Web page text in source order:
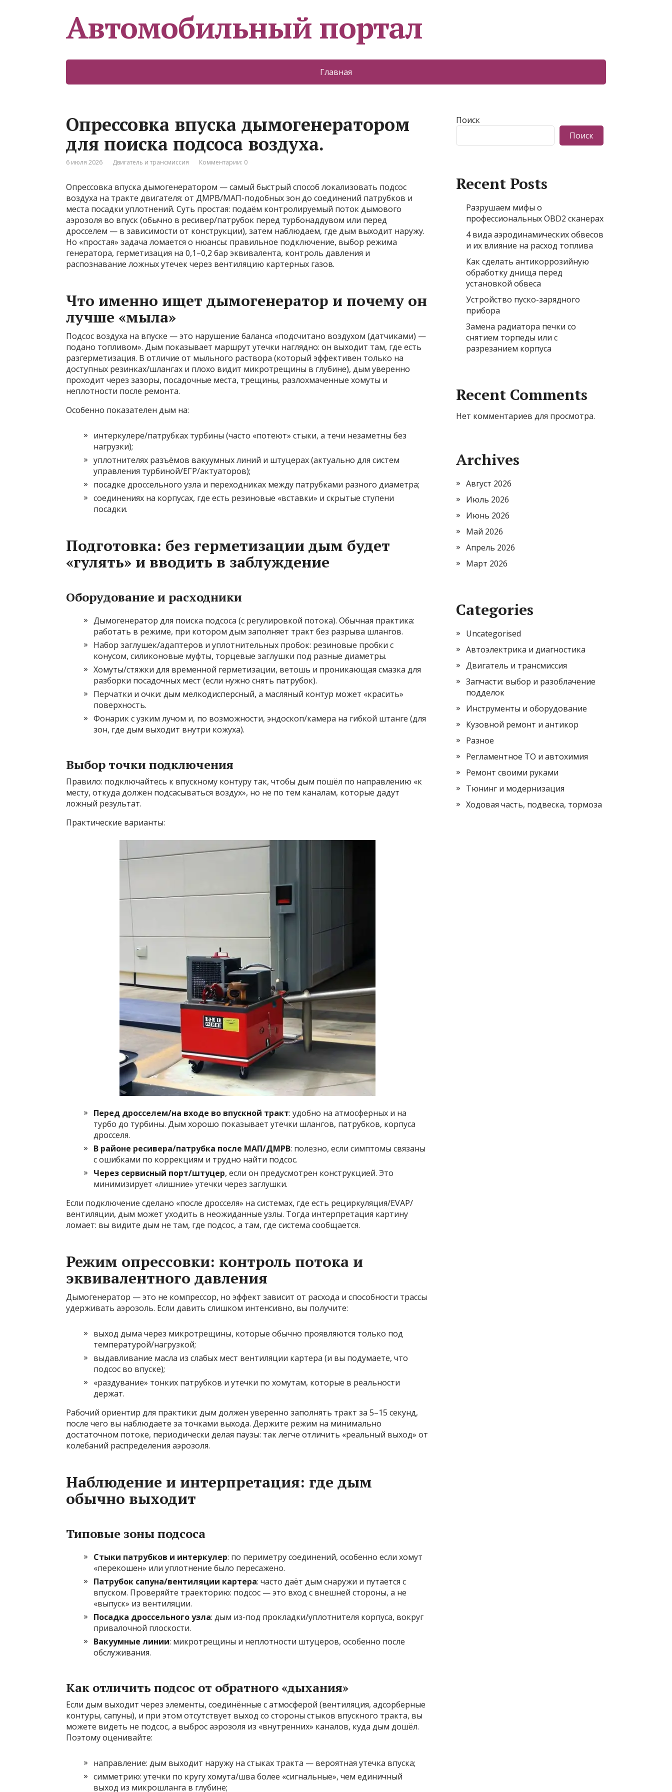
Автомобильный портал
Главная
Опрессовка впуска дымогенератором
для поиска подсоса воздуха.
6 июля 2026 Двигатель и трансмиссия Комментарии: 0
Опрессовка впуска дымогенератором — самый быстрый способ локализовать подсос
воздуха на тракте двигателя: от ДМРВ/МАП-подобных зон до соединений патрубков и
места посадки уплотнений. Суть простая: подаём контролируемый поток дымового
аэрозоля во впуск (обычно в ресивер/патрубок перед турбонаддувом или перед
дросселем — в зависимости от конструкции), затем наблюдаем, где дым выходит наружу.
Но «простая» задача ломается о нюансы: правильное подключение, выбор режима
генератора, герметизация на 0,1–0,2 бар эквивалента, контроль давления и
распознавание ложных утечек через вентиляцию картерных газов.
Что именно ищет дымогенератор и почему он
лучше «мыла»
Подсос воздуха на впуске — это нарушение баланса «подсчитано воздухом (датчиками) —
подано топливом». Дым показывает маршрут утечки наглядно: он выходит там, где есть
разгерметизация. В отличие от мыльного раствора (который эффективен только на
доступных резинках/шлангах и плохо видит микротрещины в глубине), дым уверенно
проходит через зазоры, посадочные места, трещины, разлохмаченные хомуты и
неплотности после ремонта.
Особенно показателен дым на:
интеркулере/патрубках турбины (часто «потеют» стыки, а течи незаметны без
нагрузки);
уплотнителях разъёмов вакуумных линий и штуцерах (актуально для систем
управления турбиной/ЕГР/актуаторов);
посадке дроссельного узла и переходниках между патрубками разного диаметра;
соединениях на корпусах, где есть резиновые «вставки» и скрытые ступени
посадки.
Подготовка: без герметизации дым будет
«гулять» и вводить в заблуждение
Оборудование и расходники
Дымогенератор для поиска подсоса (с регулировкой потока). Обычная практика:
работать в режиме, при котором дым заполняет тракт без разрыва шлангов.
Набор заглушек/адаптеров и уплотнительных пробок: резиновые пробки с
конусом, силиконовые муфты, торцевые заглушки под разные диаметры.
Хомуты/стяжки для временной герметизации, ветошь и проникающая смазка для
разборки посадочных мест (если нужно снять патрубок).
Перчатки и очки: дым мелкодисперсный, а масляный контур может «красить»
поверхность.
Фонарик с узким лучом и, по возможности, эндоскоп/камера на гибкой штанге (для
зон, где дым выходит внутри кожуха).
Выбор точки подключения
Правило: подключайтесь к впускному контуру так, чтобы дым пошёл по направлению «к
месту, откуда должен подсасываться воздух», но не по тем каналам, которые дадут
ложный результат.
Практические варианты:
Перед дросселем/на входе во впускной тракт: удобно на атмосферных и на
турбо до турбины. Дым хорошо показывает утечки шлангов, патрубков, корпуса
дросселя.
В районе ресивера/патрубка после МАП/ДМРВ: полезно, если симптомы связаны
с ошибками по коррекциям и трудно найти подсос.
Через сервисный порт/штуцер, если он предусмотрен конструкцией. Это
минимизирует «лишние» утечки через заглушки.
Если подключение сделано «после дросселя» на системах, где есть рециркуляция/EVAP/
вентиляции, дым может уходить в неожиданные узлы. Тогда интерпретация картину
ломает: вы видите дым не там, где подсос, а там, где система сообщается.
Режим опрессовки: контроль потока и
эквивалентного давления
Дымогенератор — это не компрессор, но эффект зависит от расхода и способности трассы
удерживать аэрозоль. Если давить слишком интенсивно, вы получите:
выход дыма через микротрещины, которые обычно проявляются только под
температурой/нагрузкой;
выдавливание масла из слабых мест вентиляции картера (и вы подумаете, что
подсос во впуске);
«раздувание» тонких патрубков и утечки по хомутам, которые в реальности
держат.
Рабочий ориентир для практики: дым должен уверенно заполнять тракт за 5–15 секунд,
после чего вы наблюдаете за точками выхода. Держите режим на минимально
достаточном потоке, периодически делая паузы: так легче отличить «реальный выход» от
колебаний распределения аэрозоля.
Наблюдение и интерпретация: где дым
обычно выходит
Типовые зоны подсоса
Стыки патрубков и интеркулер: по периметру соединений, особенно если хомут
«перекошен» или уплотнение было пересажено.
Патрубок сапуна/вентиляции картера: часто даёт дым снаружи и путается с
впуском. Проверяйте траекторию: подсос — это вход с внешней стороны, а не
«выпуск» из вентиляции.
Посадка дроссельного узла: дым из-под прокладки/уплотнителя корпуса, вокруг
привалочной плоскости.
Вакуумные линии: микротрещины и неплотности штуцеров, особенно после
обслуживания.
Как отличить подсос от обратного «дыхания»
Если дым выходит через элементы, соединённые с атмосферой (вентиляция, адсорберные
контуры, сапуны), и при этом отсутствует выход со стороны стыков впускного тракта, вы
можете видеть не подсос, а выброс аэрозоля из «внутренних» каналов, куда дым дошёл.
Поэтому оценивайте:
направление: дым выходит наружу на стыках тракта — вероятная утечка впуска;
симметрию: утечки по кругу хомута/шва более «сигнальные», чем единичный
выход из микрошланга в глубине;
Поиск
Поиск
Recent Posts
Разрушаем мифы о
профессиональных OBD2 сканерах
4 вида аэродинамических обвесов
и их влияние на расход топлива
Как сделать антикоррозийную
обработку днища перед
установкой обвеса
Устройство пуско-зарядного
прибора
Замена радиатора печки со
снятием торпеды или с
разрезанием корпуса
Recent Comments
Нет комментариев для просмотра.
Archives
Август 2026
Июль 2026
Июнь 2026
Май 2026
Апрель 2026
Март 2026
Categories
Uncategorised
Автоэлектрика и диагностика
Двигатель и трансмиссия
Запчасти: выбор и разоблачение
подделок
Инструменты и оборудование
Кузовной ремонт и антикор
Разное
Регламентное ТО и автохимия
Ремонт своими руками
Тюнинг и модернизация
Ходовая часть, подвеска, тормоза